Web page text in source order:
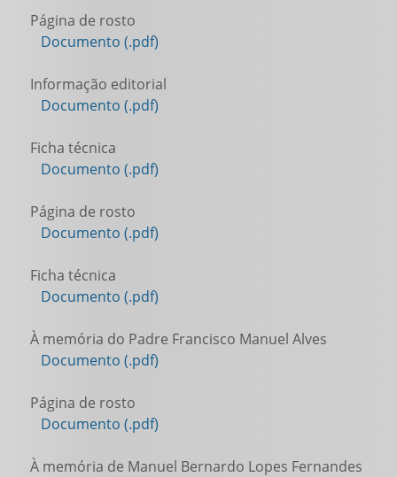
Página de rosto
Documento (.pdf)
Informação editorial
Documento (.pdf)
Ficha técnica
Documento (.pdf)
Página de rosto
Documento (.pdf)
Ficha técnica
Documento (.pdf)
À memória do Padre Francisco Manuel Alves
Documento (.pdf)
Página de rosto
Documento (.pdf)
À memória de Manuel Bernardo Lopes Fernandes